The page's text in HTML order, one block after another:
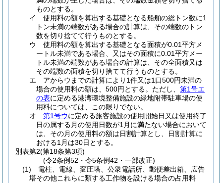
ものとする。
イ 使用料の額を算出する基礎となる船舶の総トン数に1
トン未満の端数がある場合の計算は、その端数のトン
数を切り捨てて行うものとする。
ウ 使用料の額を算出する基礎となる面積が0.01平方メ
ートル未満である場合、又はその面積に0.01平方メー
トル未満の端数がある場合の計算は、その全面積又は
その端数の面積を切り捨てて行うものとする。
エ アからウまでの計算により1件又は1口500円未満の
場合の使用料の額は、500円とする。ただし、 第1号エ
の表に定める港湾環境整備施設の緑地附帯駐車場の使
用料については、この限りでない。
オ 第1号ウに定める旅客施設の使用開始日又は使用終了
日の属する月の使用日数が1月に満たない場合において
は、その月の使用料の額は日割計算とし、日割計算に
おける1月は30日とする。
別表第2(第18条第3項)
(令2条例52・令5条例42・一部改正)
(1) 電柱、電線、変圧塔、公衆電話所、郵便差出箱、広告
塔その他これらに類する工作物を設ける場合の占用料